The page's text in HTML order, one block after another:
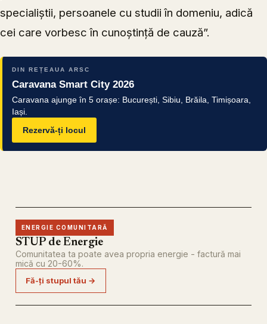
specialiștii, persoanele cu studii în domeniu, adică
cei care vorbesc în cunoștință de cauză”.
DIN REȚEAUA ARSC
Caravana Smart City 2026
Caravana ajunge în 5 orașe: București, Sibiu, Brăila, Timișoara,
Iași.
Rezervă-ți locul
ENERGIE COMUNITARĂ
STUP de Energie
Comunitatea ta poate avea propria energie - factură mai
mică cu 20-60%.
Fă-ți stupul tău →